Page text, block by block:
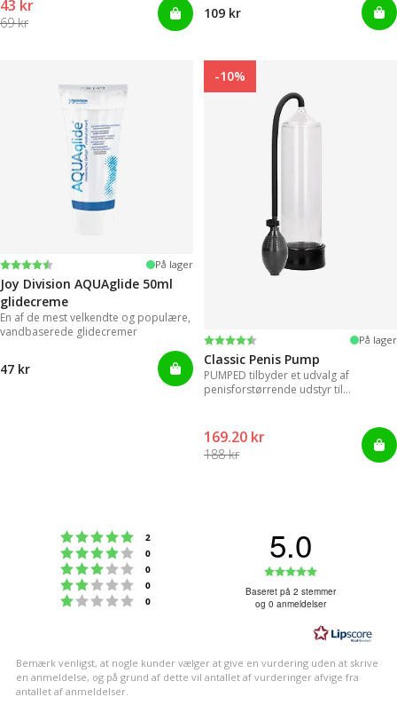
langvarige glidende bevægelser.
43 kr
69 kr
109 kr
Vurdering:
4.2 ud af 5 stjerner På lager
Joy Division AQUAglide 50ml
glidecreme
En af de mest velkendte og populære,
vandbaserede glidecremer
47 kr
-10%
Vurdering:
4.3 ud af 5 stjerner På lager
Classic Penis Pump
PUMPED tilbyder et udvalg af
penisforstørrende udstyr til
169.20 kr
188 kr
Vurdering:5 ud af 5 stjerner
2
Vurdering:4 ud af 5 stjerner
0
Vurdering:3 ud af 5 stjerner
0
Vurdering:2 ud af 5 stjerner
0
Vurdering:1 ud af 5 stjerner
0
5.0
ud
af
5
stjerner
Baseret på 2 stemmer
og 0 anmeldelser
Bemærk venligst, at nogle kunder vælger at give en vurdering uden at skrive
en anmeldelse, og på grund af dette vil antallet af vurderinger afvige fra
antallet af anmeldelser.